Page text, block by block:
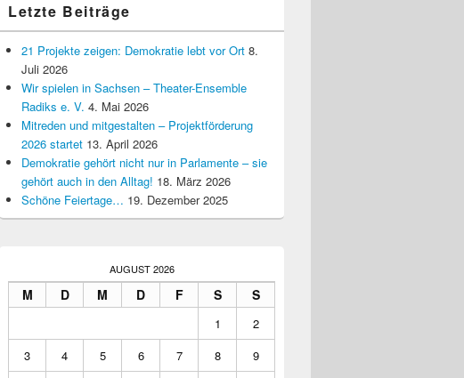
Letzte Beiträge
21 Projekte zeigen: Demokratie lebt vor Ort 8.
Juli 2026
Wir spielen in Sachsen – Theater-Ensemble
Radiks e. V. 4. Mai 2026
Mitreden und mitgestalten – Projektförderung
2026 startet 13. April 2026
Demokratie gehört nicht nur in Parlamente – sie
gehört auch in den Alltag! 18. März 2026
Schöne Feiertage… 19. Dezember 2025
AUGUST 2026
M D M D F S S
1
2
3
4 5 6 7 8
9